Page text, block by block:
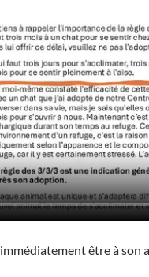
être à son